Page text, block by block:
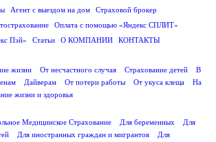
Агент с выездом на дом
Страховой брокер
Оплата с помощью «Яндекс СПЛИТ»
Пэй»
Статьи О КОМПАНИИ
КОНТАКТЫ
жизни
От несчастного случая Страхование детей
В
Дайверам От потери работы От укуса клеща
На
жизни и здоровья
Медицинское Страхование Для беременных
Для
Для иностранных граждан и мигрантов
Для